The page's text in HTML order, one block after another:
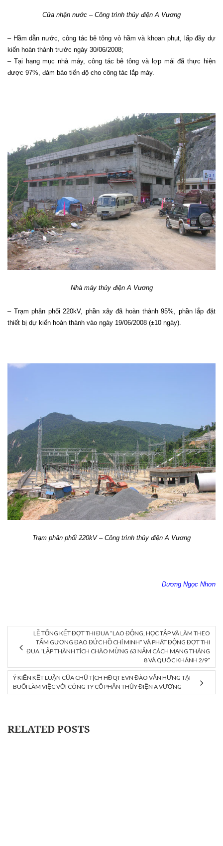
Cửa nhận nước – Công trình thủy điện A Vương
– Hầm dẫn nước, công tác bê tông vỏ hầm và khoan phụt, lấp đầy dự
kiến hoàn thành trước ngày 30/06/2008;
– Tại hạng mục nhà máy, công tác bê tông và lợp mái đã thực hiện
được 97%, đảm bảo tiến độ cho công tác lắp máy.
Nhà máy thủy điện A Vương
– Trạm phân phối 220kV, phần xây đã hoàn thành 95%, phần lắp đặt
thiết bị dự kiến hoàn thành vào ngày 19/06/2008 (±10 ngày).
Trạm phân phối 220kV – Công trình thủy điện A Vương
Dương Ngọc Nhơn
LỄ TỔNG KẾT ĐỢT THI ĐUA “LAO ĐỘNG, HỌC TẬP VÀ LÀM THEO
TẤM GƯƠNG ĐẠO ĐỨC HỒ CHÍ MINH” VÀ PHÁT ĐỘNG ĐỢT THI
ĐUA “LẬP THÀNH TÍCH CHÀO MỪNG 63 NĂM CÁCH MẠNG THÁNG
8 VÀ QUÔC KHÁNH 2/9”
Ý KIẾN KẾT LUẬN CỦA CHỦ TỊCH HĐQT EVN ĐÀO VĂN HƯNG TẠI
BUỔI LÀM VIỆC VỚI CÔNG TY CỔ PHẦN THỦY ĐIỆN A VƯƠNG
RELATED POSTS